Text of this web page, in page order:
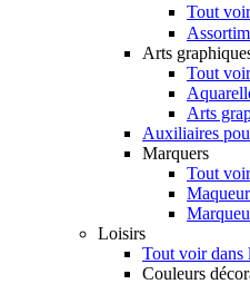
Tout
Arts
Tout
Arts
Auxiliaires
Marquers
Tout
Loisirs
Tout voir dans
Couleurs